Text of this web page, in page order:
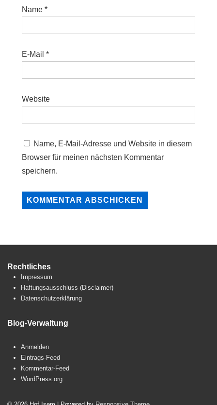
Name *
E-Mail *
Website
Name, E-Mail-Adresse und Website in diesem
Browser für meinen nächsten Kommentar
speichern.
Rechtliches
Impressum
Haftungsausschluss (Disclaimer)
Datenschutzerklärung
Blog-Verwaltung
Anmelden
Eintrags-Feed
Kommentar-Feed
WordPress.org